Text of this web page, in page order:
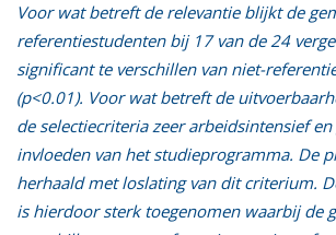
Voor wat betreft de relevantie blijkt de
referentiestudenten bij 17 van de 24
significant te verschillen van niet-
(p<0.01). Voor wat betreft de
de selectiecriteria zeer arbeidsintensief
invloeden van het studieprogramma. De
herhaald met loslating van dit criterium.
is hierdoor sterk toegenomen waarbij de